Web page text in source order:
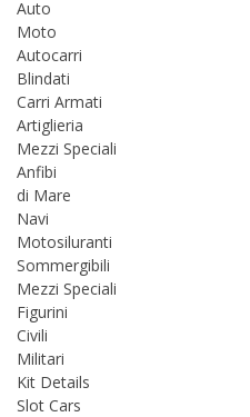
Auto
Moto
Autocarri
Blindati
Carri Armati
Artiglieria
Mezzi Speciali
Anfibi
di Mare
Navi
Motosiluranti
Sommergibili
Mezzi Speciali
Figurini
Civili
Militari
Kit Details
Slot Cars